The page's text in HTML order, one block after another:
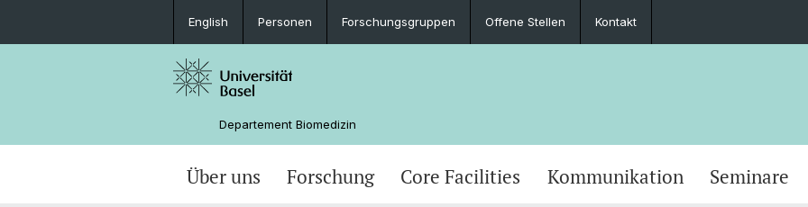
English Personen Forschungsgruppen Offene Stellen Kontakt
Departement Biomedizin
Über uns Forschung Core Facilities Kommunikation Seminare